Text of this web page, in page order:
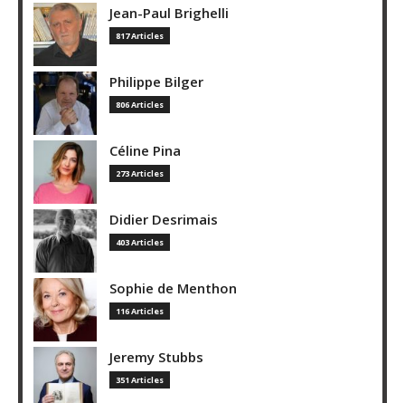
Jean-Paul Brighelli
817 Articles
Philippe Bilger
806 Articles
Céline Pina
273 Articles
Didier Desrimais
403 Articles
Sophie de Menthon
116 Articles
Jeremy Stubbs
351 Articles